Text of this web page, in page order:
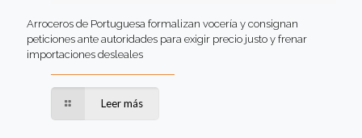
Arroceros de Portuguesa formalizan vocería y consignan
peticiones ante autoridades para exigir precio justo y frenar
importaciones desleales
Leer más